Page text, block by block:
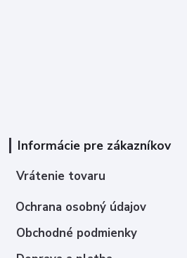
Informácie pre zákazníkov
Vrátenie tovaru
Ochrana osobný údajov
Obchodné podmienky